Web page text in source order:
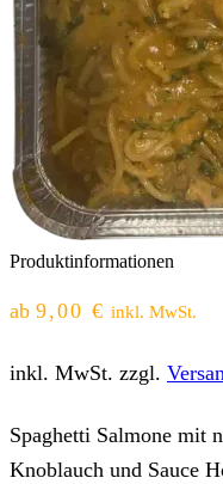
Produktinformationen
ab 9,00 € inkl. MwSt.
inkl. MwSt. zzgl.
Spaghetti Salmone mit
Knoblauch und Sauce